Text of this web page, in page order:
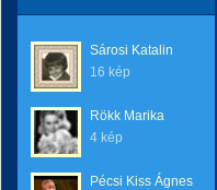
Sárosi Katalin
16 kép
Rökk Marika
4 kép
Pécsi Kiss Ágnes